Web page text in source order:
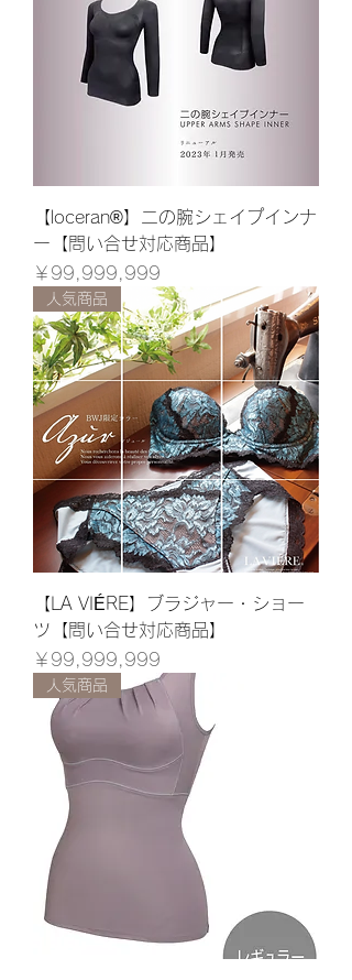
【loceran®】二の腕シェイプインナ
ー【問い合せ対応商品】
価格
￥99,999,999
人気商品
【LA VIÉRE】ブラジャー・ショー
ツ【問い合せ対応商品】
価格
￥99,999,999
人気商品